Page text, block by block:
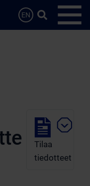
EN
Hae…
Avaa
Tilaa
tiedotteet